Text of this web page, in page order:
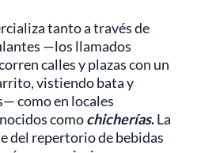
tanto a través de
—los llamados
calles y plazas con un
vistiendo bata y
como en locales
comochicherías.La
del repertorio de bebidas